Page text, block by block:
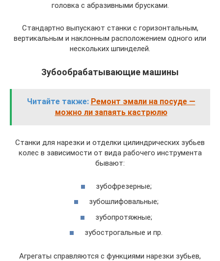
головка с абразивными брусками.
Стандартно выпускают станки с горизонтальным,
вертикальным и наклонным расположением одного или
нескольких шпинделей.
Зубообрабатывающие машины
Читайте также: Ремонт эмали на посуде —
можно ли запаять кастрюлю
Станки для нарезки и отделки цилиндрических зубьев
колес в зависимости от вида рабочего инструмента
бывают:
зубофрезерные;
зубошлифовальные;
зубопротяжные;
зубострогальные и пр.
Агрегаты справляются с функциями нарезки зубьев,